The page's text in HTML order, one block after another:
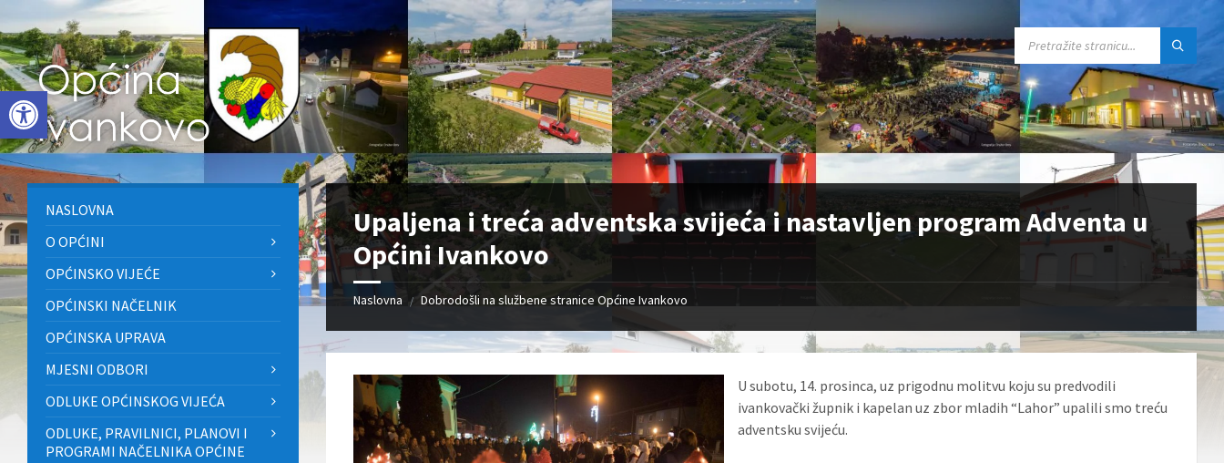
Open toolbar
to
content
to
left
sidebar
to
footer
Upaljena i treća adventska svijeća i nastavljen program Adventa u
Općini Ivankovo
Naslovna / Dobrodošli na službene stranice Općine Ivankovo
U subotu, 14. prosinca, uz prigodnu molitvu koju su predvodili
ivankovački župnik i kapelan uz zbor mladih “Lahor” upalili smo treću
adventsku svijeću.
NASLOVNA
O OPĆINI
OPĆINSKO VIJEĆE
OPĆINSKI NAČELNIK
OPĆINSKA UPRAVA
MJESNI ODBORI
ODLUKE OPĆINSKOG VIJEĆA
ODLUKE, PRAVILNICI, PLANOVI I
PROGRAMI NAČELNIKA OPĆINE